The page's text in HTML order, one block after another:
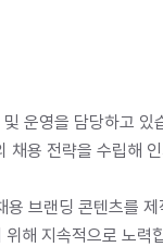
운영을 담당하고 있
용 전략을 수립해
브랜딩 콘텐츠를
해 지속적으로 노력